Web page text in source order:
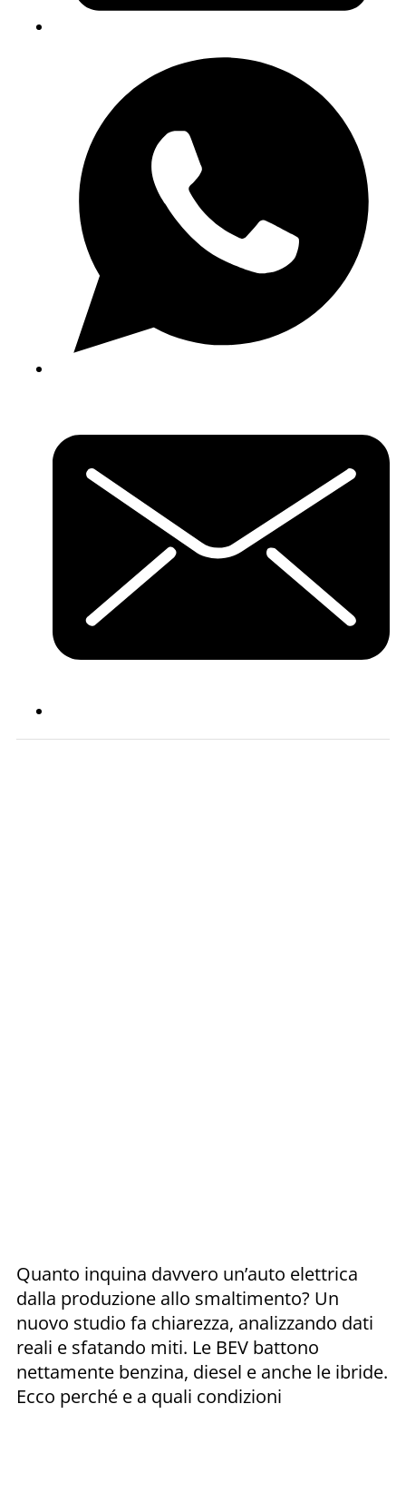
Quanto inquina davvero un’auto elettrica
dalla produzione allo smaltimento? Un
nuovo studio fa chiarezza, analizzando dati
reali e sfatando miti. Le BEV battono
nettamente benzina, diesel e anche le ibride.
Ecco perché e a quali condizioni